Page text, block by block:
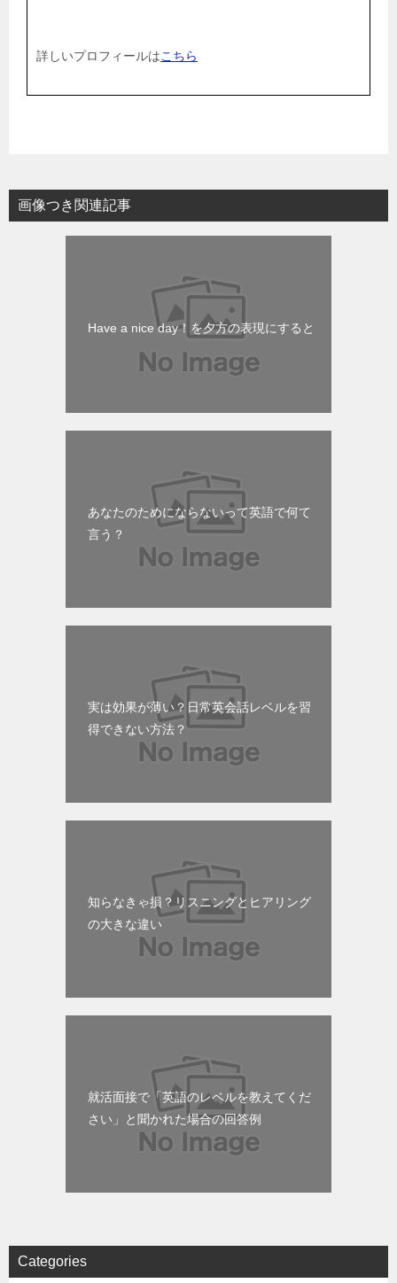
詳しいプロフィールはこちら
画像つき関連記事
Have a nice day！を夕方の表現にすると
あなたのためにならないって英語で何て
言う？
実は効果が薄い？日常英会話レベルを習
得できない方法？
知らなきゃ損？リスニングとヒアリング
の大きな違い
就活面接で「英語のレベルを教えてくだ
さい」と聞かれた場合の回答例
Categories